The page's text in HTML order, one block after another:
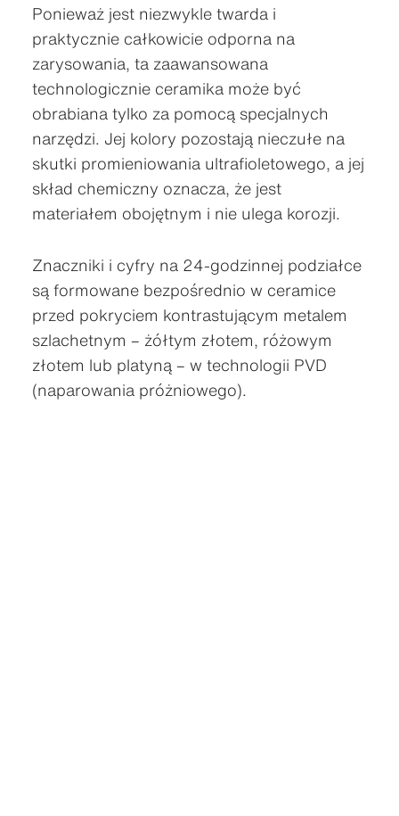
Ponieważ jest niezwykle twarda i
praktycznie całkowicie odporna na
zarysowania, ta zaawansowana
technologicznie ceramika może być
obrabiana tylko za pomocą specjalnych
narzędzi. Jej kolory pozostają nieczułe na
skutki promieniowania ultrafioletowego, a jej
skład chemiczny oznacza, że jest
materiałem obojętnym i nie ulega korozji.
Znaczniki i cyfry na 24-godzinnej podziałce
są formowane bezpośrednio w ceramice
przed pokryciem kontrastującym metalem
szlachetnym – żółtym złotem, różowym
złotem lub platyną – w technologii PVD
(naparowania próżniowego).